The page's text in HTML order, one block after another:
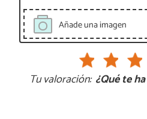
Añade una imagen
Tu valoración: ¿Qué te